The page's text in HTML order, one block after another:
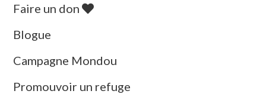
Faire un don
Blogue
Campagne Mondou
Promouvoir un refuge